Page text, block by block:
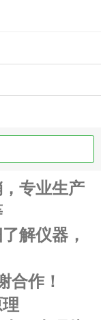
专业生产
解仪器，
合作！